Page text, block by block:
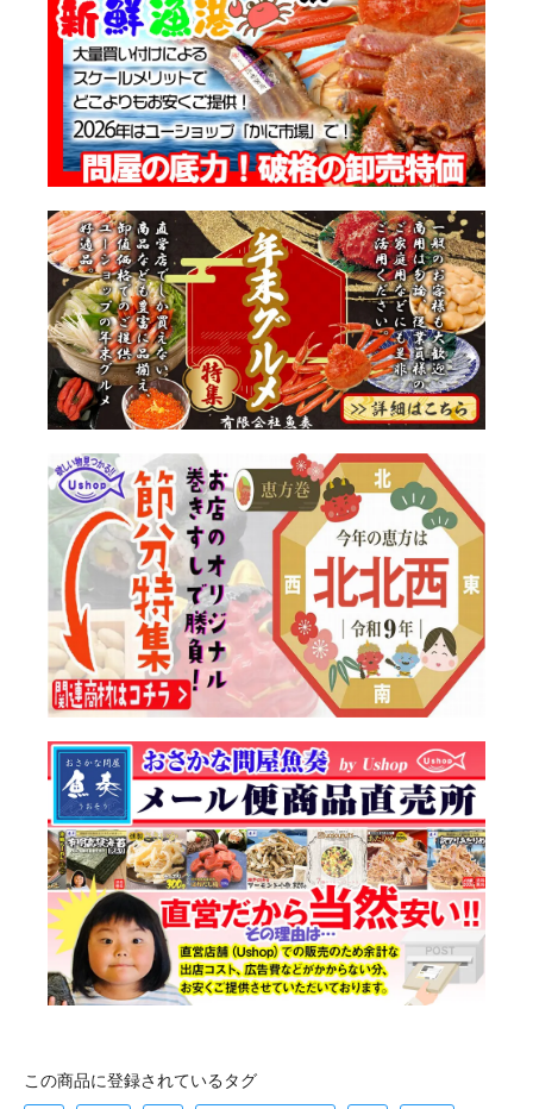
この商品に登録されているタグ